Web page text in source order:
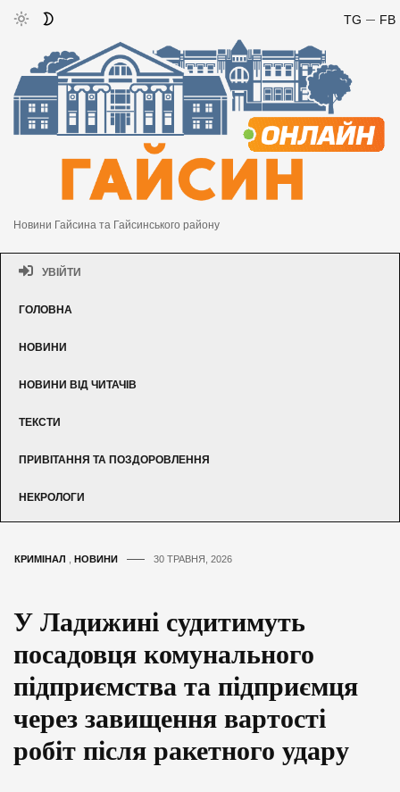
FB
TG
Новини Гайсина та Гайсинського району
УВІЙТИ
ГОЛОВНА
НОВИНИ
НОВИНИ ВІД ЧИТАЧІВ
ТЕКСТИ
ПРИВІТАННЯ ТА ПОЗДОРОВЛЕННЯ
НЕКРОЛОГИ
КРИМІНАЛ НОВИНИ 30 ТРАВНЯ, 2026
У Ладижині судитимуть
посадовця комунального
підприємства та підприємця
через завищення вартості
робіт після ракетного удару